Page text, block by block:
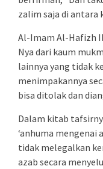
zalim saja di antara
Al-Imam Al-Hafizh
Nya dari kaum
lainnya yang tidak
menimpakannya
bisa ditolak dan
Dalam kitab
‘anhuma mengenai
tidak melegalkan
azab secara